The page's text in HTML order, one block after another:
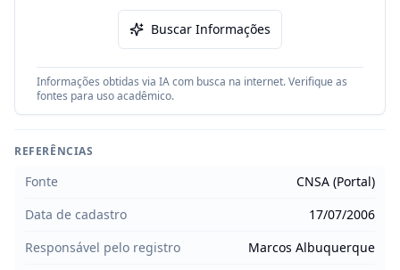
Buscar Informações
Informações obtidas via IA com busca na internet. Verifique as
fontes para uso acadêmico.
REFERÊNCIAS
Fonte
CNSA (Portal)
Data de cadastro
17/07/2006
Responsável pelo registro
Marcos Albuquerque